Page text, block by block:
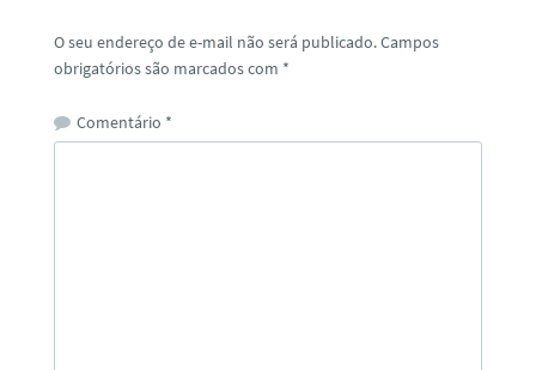
O seu endereço de e-mail não será publicado.Campos
obrigatórios são marcados com *
Comentário *